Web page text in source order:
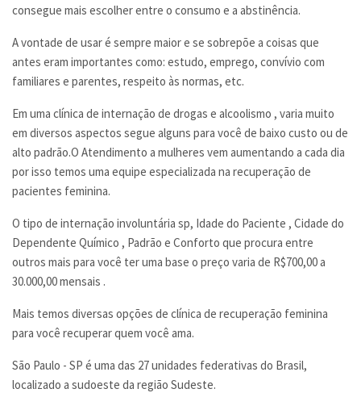
consegue mais escolher entre o consumo e a abstinência.
A vontade de usar é sempre maior e se sobrepõe a coisas que
antes eram importantes como: estudo, emprego, convívio com
familiares e parentes, respeito às normas, etc.
Em uma clínica de internação de drogas e alcoolismo , varia muito
em diversos aspectos segue alguns para você de baixo custo ou de
alto padrão.O Atendimento a mulheres vem aumentando a cada dia
por isso temos uma equipe especializada na recuperação de
pacientes feminina.
O tipo de internação involuntária sp, Idade do Paciente , Cidade do
Dependente Químico , Padrão e Conforto que procura entre
outros mais para você ter uma base o preço varia de R$700,00 a
30.000,00 mensais .
Mais temos diversas opções de clínica de recuperação feminina
para você recuperar quem você ama.
São Paulo - SP é uma das 27 unidades federativas do Brasil,
localizado a sudoeste da região Sudeste.